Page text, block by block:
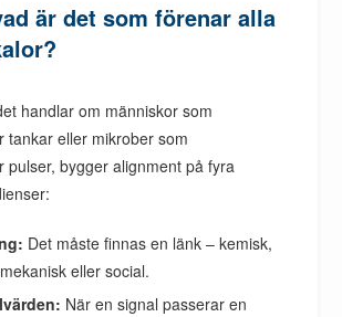
är det som förenar alla
handlar om människor som
tankar eller mikrober som
pulser, bygger alignment på fyra
Det måste finnas en länk – kemisk,
eller social.
När en signal passerar en